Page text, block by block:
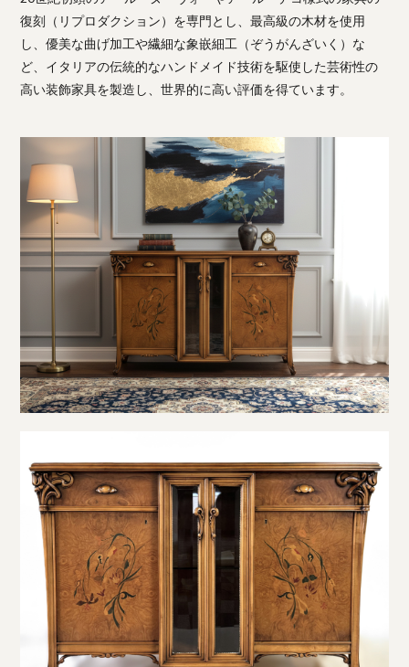
復刻（リプロダクション）を専門とし、最高級の木材を使用
し、優美な曲げ加工や繊細な象嵌細工（ぞうがんざいく）な
ど、イタリアの伝統的なハンドメイド技術を駆使した芸術性の
高い装飾家具を製造し、世界的に高い評価を得ています。